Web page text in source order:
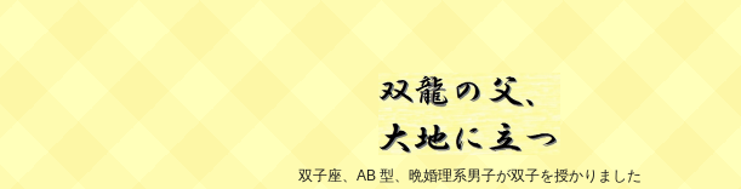
双子座、AB 型、晩婚理系男子が双子を授かりました